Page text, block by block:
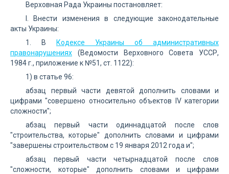
Верховная Рада Украины постановляет:
I. Внести изменения в следующие законодательные
акты Украины:
1. В
Кодексе Украины об административных
правонарушениях (Ведомости Верховного Совета УССР,
1984 г., приложение к №51, ст. 1122):
1) в статье 96:
абзац первый части девятой дополнить словами и
цифрами "совершено относительно объектов IV категории
сложности";
абзац первый части одиннадцатой после слов
"строительства, которые" дополнить словами и цифрами
"завершены строительством с 19 января 2012 года и";
абзац первый части четырнадцатой после слов
"сложности, которые" дополнить словами и цифрами